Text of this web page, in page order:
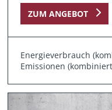
ZUM ANGEBOT
Energieverbrauch
Emissionen